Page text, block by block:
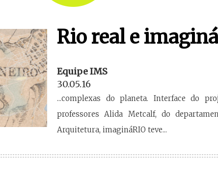
Rio real e
Equipe IMS
30.05.16
...complexas do planeta. Interface do
professores Alida Metcalf, do
Arquitetura, imagináRIO teve...